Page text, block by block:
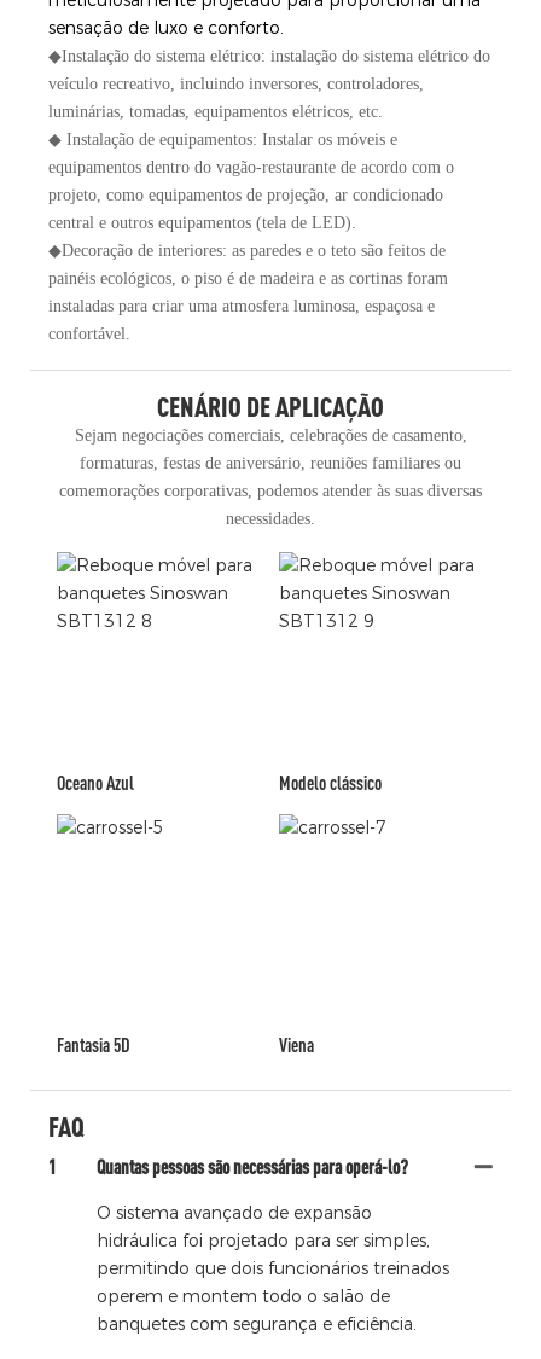
sensação de luxo e conforto.
◆Instalação do sistema elétrico: instalação do sistema elétrico do
veículo recreativo, incluindo inversores, controladores,
luminárias, tomadas, equipamentos elétricos, etc.
◆ Instalação de equipamentos: Instalar os móveis e
equipamentos dentro do vagão-restaurante de acordo com o
projeto, como equipamentos de projeção, ar condicionado
central e outros equipamentos (tela de LED).
◆Decoração de interiores: as paredes e o teto são feitos de
painéis ecológicos, o piso é de madeira e as cortinas foram
instaladas para criar uma atmosfera luminosa, espaçosa e
confortável.
CENÁRIO DE APLICAÇÃO
Sejam negociações comerciais, celebrações de casamento,
formaturas, festas de aniversário, reuniões familiares ou
comemorações corporativas, podemos atender às suas diversas
necessidades.
Oceano Azul Modelo clássico
Fantasia 5D Viena
FAQ
1 Quantas pessoas são necessárias para operá-lo?
O sistema avançado de expansão
hidráulica foi projetado para ser simples,
permitindo que dois funcionários treinados
operem e montem todo o salão de
banquetes com segurança e eficiência.